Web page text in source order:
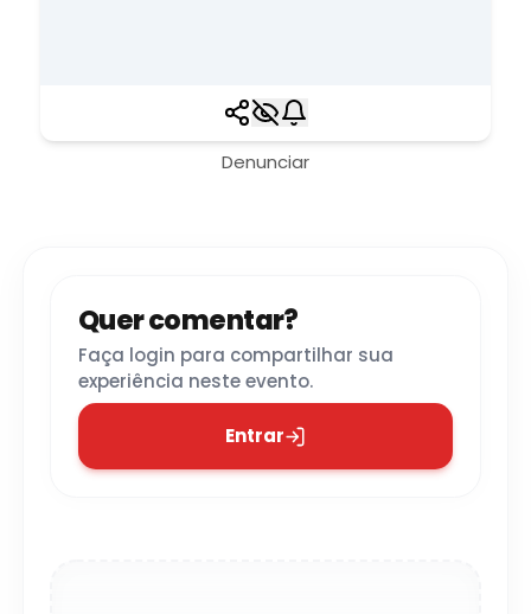
Denunciar
Quer comentar?
Faça login para compartilhar sua
experiência neste evento.
Entrar